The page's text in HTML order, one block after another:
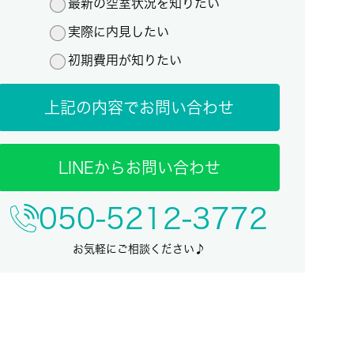
最新の空室状況を知りたい
実際に内見したい
初期費用が知りたい
上記の内容でお問い合わせ
LINEからお問い合わせ
050-5212-3772
お気軽にご相談ください♪